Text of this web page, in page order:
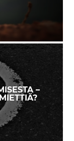
–